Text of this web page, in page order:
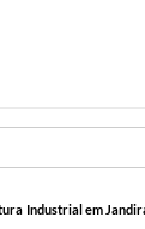
Industrial em